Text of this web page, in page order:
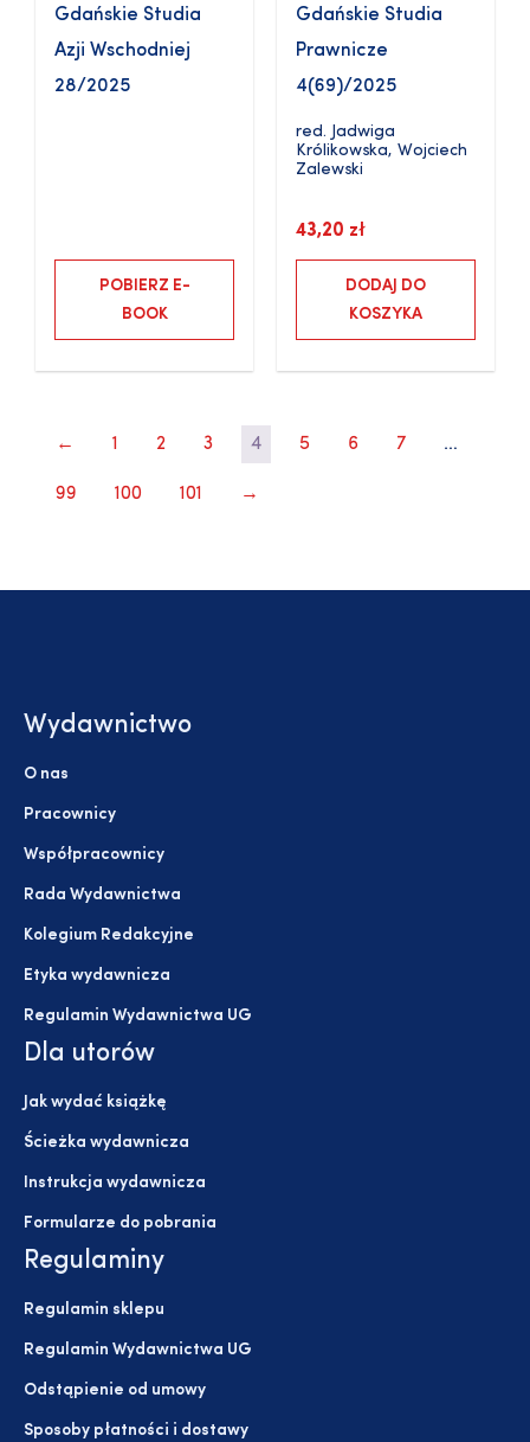
Gdańskie Studia
Azji Wschodniej
28/2025
POBIERZ E-
BOOK
Gdańskie Studia
Prawnicze
4(69)/2025
red. Jadwiga
Królikowska, Wojciech
Zalewski
43,20 zł
DODAJ DO
KOSZYKA
← 1 2 3 4 5 6 7 …
99 100 101 →
Wydawnictwo
O nas
Pracownicy
Współpracownicy
Rada Wydawnictwa
Kolegium Redakcyjne
Etyka wydawnicza
Regulamin Wydawnictwa UG
Dla utorów
Jak wydać książkę
Ścieżka wydawnicza
Instrukcja wydawnicza
Formularze do pobrania
Regulaminy
Regulamin sklepu
Regulamin Wydawnictwa UG
Odstąpienie od umowy
Sposoby płatności i dostawy